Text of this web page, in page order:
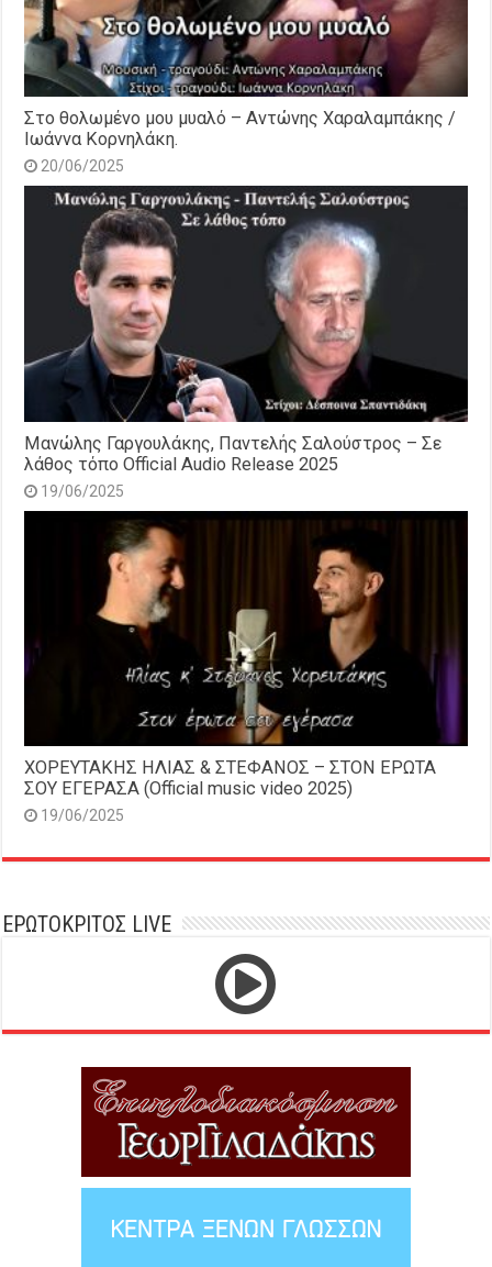
Στο θολωμένο μου μυαλό – Αντώνης Χαραλαμπάκης /
Ιωάννα Κορνηλάκη.
20/06/2025
Μανώλης Γαργουλάκης, Παντελής Σαλούστρος – Σε
λάθος τόπο Official Audio Release 2025
19/06/2025
ΧΟΡΕΥΤΑΚΗΣ ΗΛΙΑΣ & ΣΤΕΦΑΝΟΣ – ΣΤΟΝ ΕΡΩΤΑ
ΣΟΥ ΕΓΕΡΑΣΑ (Official music video 2025)
19/06/2025
ΕΡΩΤΟΚΡΙΤΟΣ LIVE